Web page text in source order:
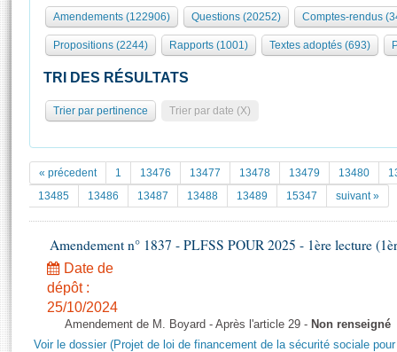
577 députés
Groupes politiques
Commissions et autres organes
Europe et International
Pétitions
Documents parlementaires
Projets de loi
Propositions de loi
Amendements
Textes adoptés
Rapports d'information
Organisation de l'Assemblée
Présidence Conférence des Présidents Bureau Collège des
Statistiques et chiffres clés
Documents de référence
( Constitution | Règlement de l'Assemblée ... )
Histoire
Juniors
Anciennes législatures
Liens vers les sites publics
Visite virtuelle du palais Bourbon
Assister à une séance
La Bibliothèque
Les archives
Photos libres de droit
Amendements (122906) Questions (20252) Comptes-rendus
Propositions (2244) Rapports (1001) Textes adoptés (693)
TRI DES RÉSULTATS
Trier par pertinence Trier par date (X)
« précedent 1 13476 13477 13478 13479 13480
13485
13486 13487 13488 13489 15347 suivant »
Amendement n° 1837 - PLFSS POUR 2025 - 1ère lecture
Date de
dépôt :
25/10/2024
Amendement de M. Boyard - Après l'article 29 - Non renseigné
Voir le dossier (Projet de loi de financement de la sécurité sociale pour